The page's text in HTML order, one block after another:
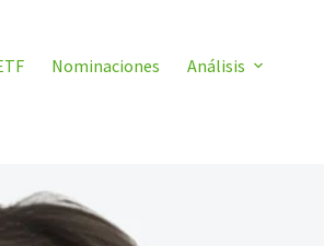
Nominaciones Análisis